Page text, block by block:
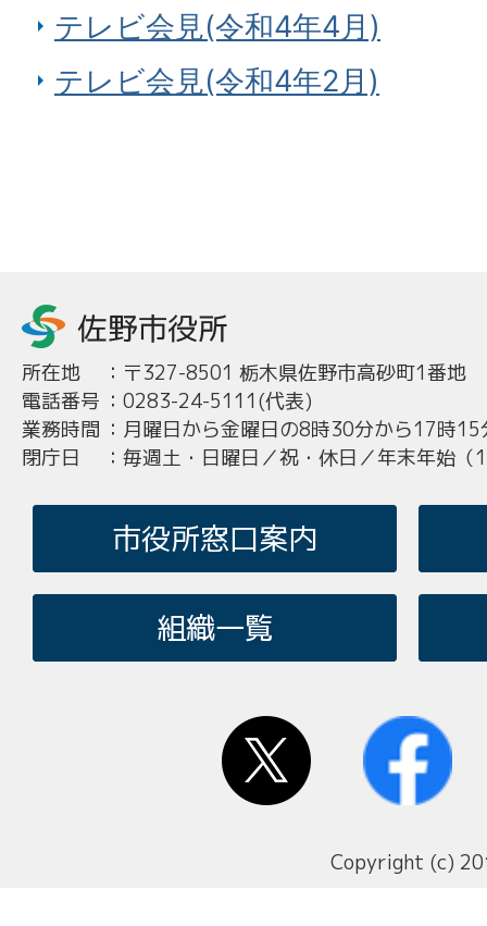
テレビ会見(令和4年4月)
テレビ会見(令和4年2月)
所在地 ： 〒327-8501 栃木県佐野市高砂町1番地
電話番号 ： 0283-24-5111(代表)
業務時間 ： 月曜日から金曜日の8時30分から17時15
閉庁日
： 毎週土・日曜日／祝・休日／年末年始
市役所窓口案内
組織一覧
Copyright (c)